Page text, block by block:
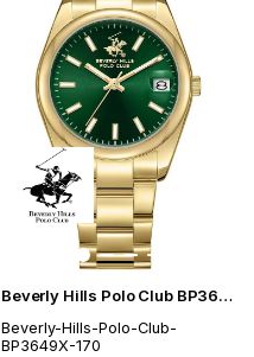
Beverly Hills Polo Club BP3649X.170 Kadın Kol Saati
Beverly-Hills-Polo-Club-
BP3649X-170